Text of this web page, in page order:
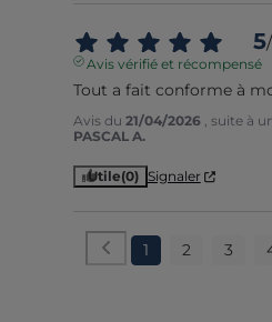
5/
Avis vérifié et récompensé
Tout a fait conforme à
Avis du 21/04/2026 , suite à
PASCAL A.
Utile(0) Signaler
1 2 3